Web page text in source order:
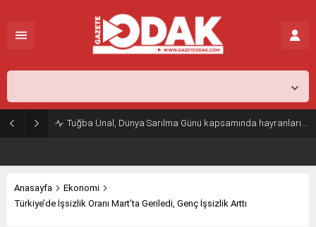
Tuğba Ünal, Dünya Sarılma Günü kapsamında hayranlarıyla buluştu
Anasayfa
Ekonomi
Türkiye’de İşsizlik Oranı Mart’ta Geriledi, Genç İşsizlik Arttı